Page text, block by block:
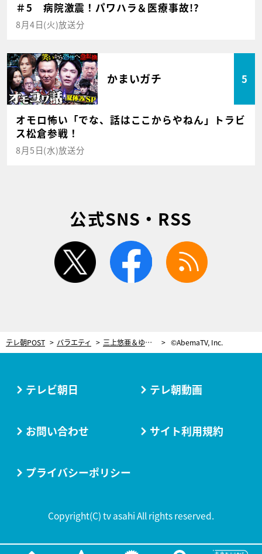
＃5 病院激震！パワハラ＆医療事故!?
8月4日(火)放送分
かまいガチ 5
オモロ怖い「でな、話はここからやねん」トラビ
ス松倉参戦！
8月5日(水)放送分
公式SNS・RSS
twitter facebook
テレ朝POST バラエティ 三上悠亜＆ゆきぽよ、遠距離恋愛の経験を語るも…“距離”に大爆笑！「名古屋と大阪」「千葉と横浜」 ©AbemaTV, Inc.
テレビ朝日 テレ朝動画
お問い合わせ サイト利用規約
プライバシーポリシー
Copyright(C) tv asahi All rights reserved.